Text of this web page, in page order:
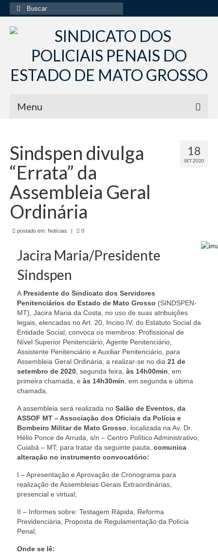
Buscar
por:
Menu
Institucional
Diretoria Sindsppen
Histórico do Sindsppen
Histórico do Sistema Penitenciário do Estado
Estatuto do Sindsppen
Tabela Salarial do Sistema Penitenciário
Serviços prestados pelo Sindicato dos
Servidores Penitenciários de Mato Grosso
Filie-se
Notícias Gerais
Artigos
Esportes
Nota de Falecimento
Notícias
Pautas Nacionais
Convênios
Fale Conosco
Permutas Disponíveis
Área do Filiado
Regimento interno do Sindsppen
18
SET 2020
Sindspen divulga
“Errata” da
Assembleia Geral
Ordinária
postado em: Notícias | 0
Jacira Maria/Presidente
Sindspen
A Presidente do Sindicato dos Servidores
Penitenciários do Estado de Mato Grosso (SINDSPEN-
MT), Jacira Maria da Costa, no uso de suas atribuições
legais, elencadas no Art. 20, Inciso IV, do Estatuto Social da
Entidade Social, convoca os membros: Profissional de
Nível Superior Penitenciário, Agente Penitenciário,
Assistente Penitenciário e Auxiliar Penitenciário, para
Assembleia Geral Ordinária, a realizar-se no dia 21 de
setembro de 2020 , segunda feira, às 14h00min , em
primeira chamada, e às 14h30min , em segunda e última
chamada.
A assembleia será realizada no Salão de Eventos, da
ASSOF MT – Associação dos Oficiais da Polícia e
Bombeiro Militar de Mato Grosso , localizada na Av. Dr.
Hélio Ponce de Arruda, s/n – Centro Político Administrativo,
Cuiabá – MT, para tratar da seguinte pauta, comunica
alteração no instrumento convocatório:
I – Apresentação e Aprovação de Cronograma para
realização de Assembleias Gerais Extraordinárias,
presencial e virtual;
II – Informes sobre: Testagem Rápida, Reforma
Previdenciária, Proposta de Regulamentação da Polícia
Penal;
Onde se lê: